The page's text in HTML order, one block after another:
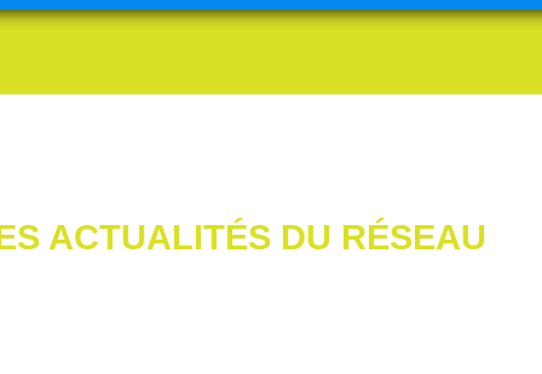
ACTUALITÉS DU RÉSEAU